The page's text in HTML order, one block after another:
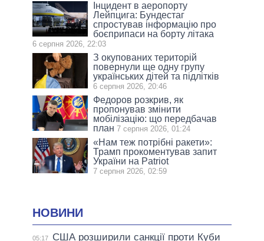
Інцидент в аеропорту
Лейпцига: Бундестаг
спростував інформацію про
боєприпаси на борту літака
6 серпня 2026, 22:03
З окупованих територій
повернули ще одну групу
українських дітей та підлітків
6 серпня 2026, 20:46
Федоров розкрив, як
пропонував змінити
мобілізацію: що передбачав
план 7 серпня 2026, 01:24
«Нам теж потрібні ракети»:
Трамп прокоментував запит
України на Patriot
7 серпня 2026, 02:59
НОВИНИ
05:17
США розширили санкції проти Куби